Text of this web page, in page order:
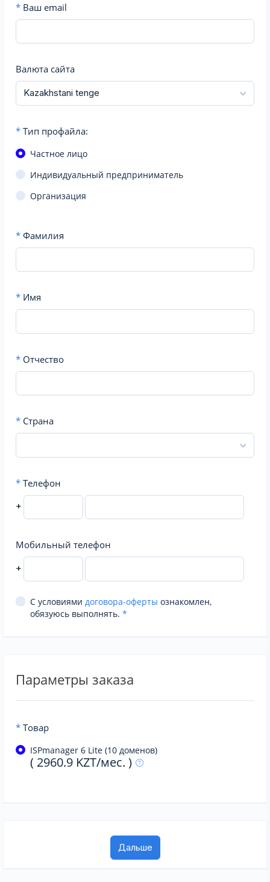
* Ваш email
Валюта сайта
* Тип профайла:
Частное лицо
Индивидуальный предприниматель
Организация
* Фамилия
* Имя
* Отчество
* Страна
* Телефон
+
Мобильный телефон
+
С условиями договора-оферты ознакомлен,
обязуюсь выполнять. *
Параметры заказа
* Товар
ISPmanager 6 Lite (10 доменов)
( 2960.9 KZT/мес. )